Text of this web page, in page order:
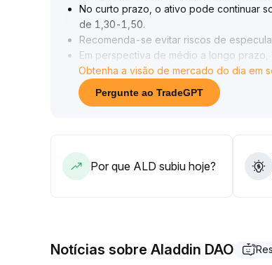
No curto prazo, o ativo pode continuar
de 1,30-1,50.
Recomenda-se evitar riscos de
Em perspectiva de médio a longo
dos principais ativos, o valor do ALD
Recomenda-se, após estabilização do
de 1,20-1,30, focando na margem de
Obtenha a visão de mercado do dia em
Pergunte ao TradeGPT
Por que ALD subiu hoje?
Notícias sobre Aladdin DAO